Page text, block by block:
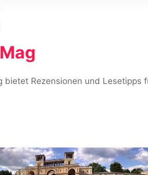
bietet Rezensionen und Lesetipps